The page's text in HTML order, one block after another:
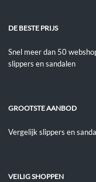
DE BESTE PRIJS
Snel meer dan 50
slippers en sandalen
GROOTSTE AANBOD
Vergelijk slippers en
VEILIG SHOPPEN